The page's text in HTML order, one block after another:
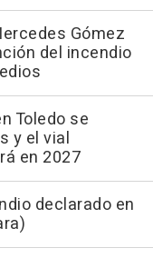
Gómez
del incendio
Toledo se
y el vial
en 2027
declarado en